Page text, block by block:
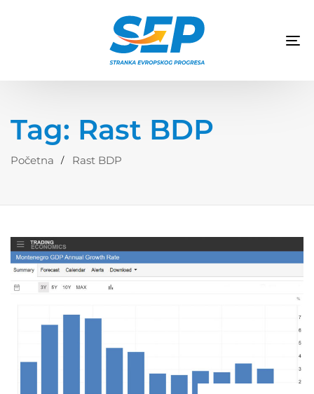
Tag: Rast BDP
Početna Rast BDP